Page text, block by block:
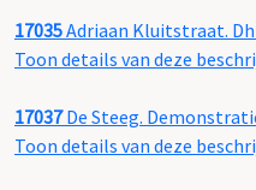
17035Adriaan Kluitstraat.
Toon details van deze
17037De Steeg.
Toon details van deze